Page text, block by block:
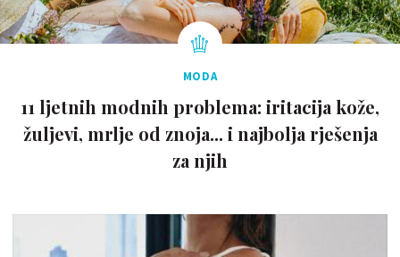
MODA
11 ljetnih modnih problema: iritacija kože,
žuljevi, mrlje od znoja... i najbolja rješenja
za njih